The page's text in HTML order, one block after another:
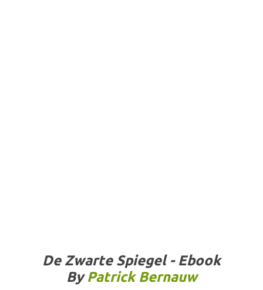
De Zwarte Spiegel - Ebook
ByPatrick Bernauw